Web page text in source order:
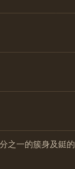
之一的簇身及鋌